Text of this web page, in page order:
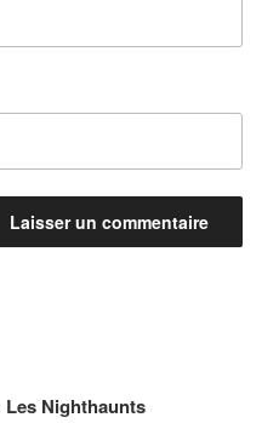
Les Nighthaunts